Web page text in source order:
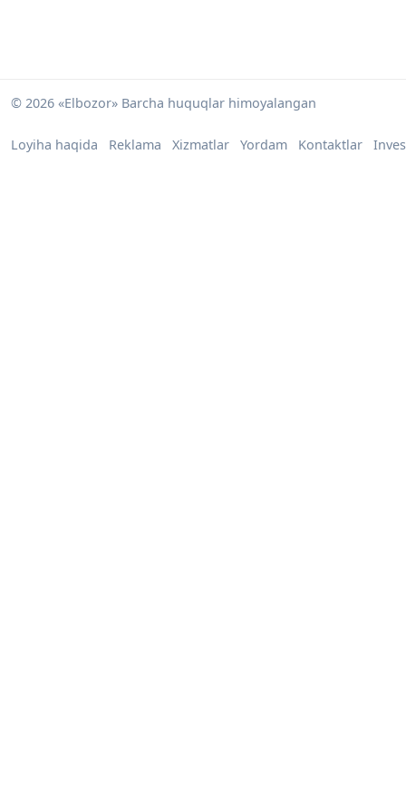
© 2026 «Elbozor» Barcha huquqlar himoyalangan
Loyiha haqida Reklama Xizmatlar Yordam Kontaktlar